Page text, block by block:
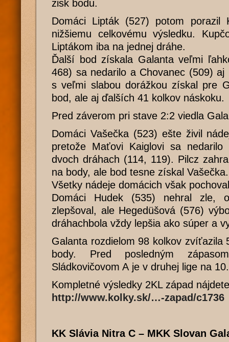
zisk bodu.
Domáci Lipták (527) potom porazil
nižšiemu celkovému výsledku.
Liptákom iba na jednej dráhe.
Ďalší bod získala Galanta veľmi
468) sa nedarilo a Chovanec (509) aj
s veľmi slabou dorážkou získal pre
bod, ale aj ďalších 41 kolkov náskoku.
Pred záverom pri stave 2:2 viedla
Domáci Vašečka (523) ešte živil
pretože Maťovi Kaiglovi sa
dvoch dráhach (114, 119). Pilcz
na body, ale bod tesne získal Vašečka.
Všetky nádeje domácich však
Domáci Hudek (535) nehral zle,
zlepšoval, ale Hegedüšová (576)
dráhachbola vždy lepšia ako súper a
Galanta rozdielom 98 kolkov zvíťazila
body. Pred posledným
Sládkovičovom A je v druhej lige na
Kompletné výsledky 2KL západ
http://www.kolky.sk/…-zapad/c1736
KK Slávia Nitra C – MKK Slovan